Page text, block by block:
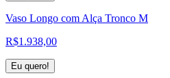
Vaso Longo com Alça Tronco M
R$1.938,00
Eu quero!